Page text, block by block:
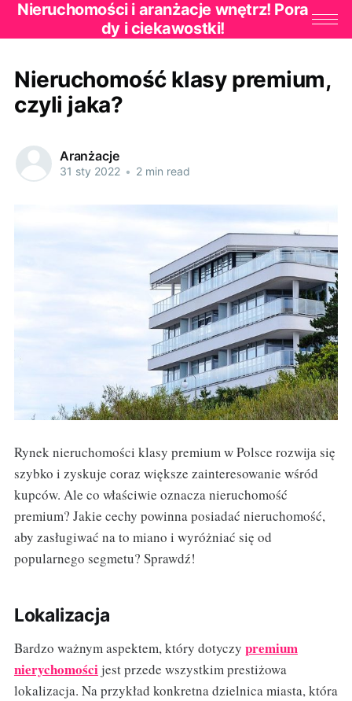
Nieruchomości i aranżacje wnętrz! Pora
dy i ciekawostki!
Nieruchomość klasy premium,
czyli jaka?
Aranżacje
31 sty 2022 • 2 min read
Rynek nieruchomości klasy premium w Polsce rozwija się
szybko i zyskuje coraz większe zainteresowanie wśród
kupców. Ale co właściwie oznacza nieruchomość
premium? Jakie cechy powinna posiadać nieruchomość,
aby zasługiwać na to miano i wyróżniać się od
popularnego segmetu? Sprawdź!
Lokalizacja
Bardzo ważnym aspektem, który dotyczy premium
nierychomościjest przede wszystkim prestiżowa
lokalizacja. Na przykład konkretna dzielnica miasta, która